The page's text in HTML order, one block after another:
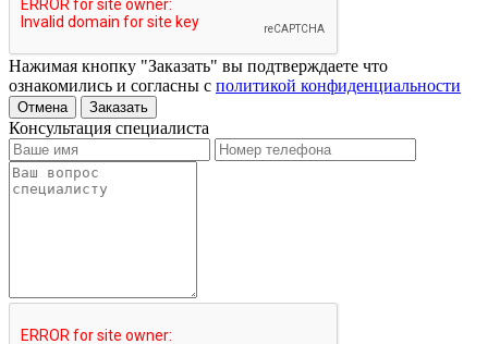
Нажимая кнопку "Заказать" вы подтверждаете что
ознакомились и согласны с политикой конфиденциальности
Отмена Заказать
Консультация специалиста